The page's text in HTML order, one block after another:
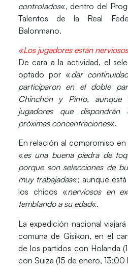
controlados«, dentro del
Talentos de la Real
Balonmano.
«Los jugadores están
De cara a la actividad, el
optado por «dar
participaron en el doble
Chinchón y Pinto,
jugadores que dispondrán
próximas concentraciones«.
En relación al compromiso
«es una buena piedra de
porque son selecciones de
muy trabajadas«; aunque
los chicos «nerviosos en
temblando a su edad«.
La expedición nacional
comuna de Gisikon, en el
de los partidos con Holanda
con Suiza (15 de enero, 13:00